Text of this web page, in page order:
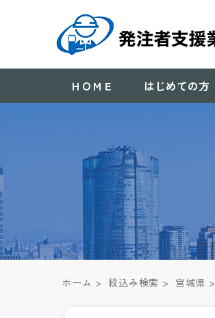
ＨＯＭＥ はじめての方
ホーム > 絞込み検索 > 宮城県 >